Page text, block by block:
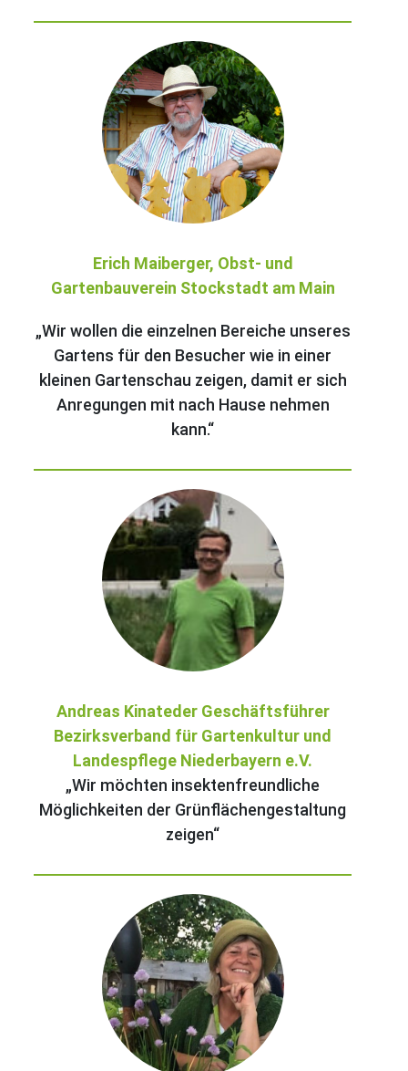
Erich Maiberger, Obst- und
Gartenbauverein Stockstadt am Main
„Wir wollen die einzelnen Bereiche unseres
Gartens für den Besucher wie in einer
kleinen Gartenschau zeigen, damit er sich
Anregungen mit nach Hause nehmen
kann.“
Andreas Kinateder Geschäftsführer
Bezirksverband für Gartenkultur und
Landespflege Niederbayern e.V.
„Wir möchten insektenfreundliche
Möglichkeiten der Grünflächengestaltung
zeigen“